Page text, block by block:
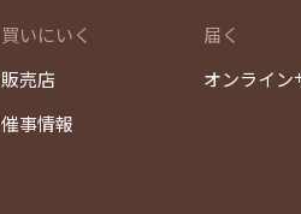
買いにいく
販売店
催事情報
届く
オンライン